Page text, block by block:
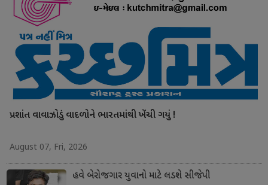
પ્રશાંત વાવાઝોડું વાદળોને ભારતમાંથી ખેંચી ગયું !
August 07, Fri, 2026
હવે બેરોજગાર યુવાનો માટે લડશે સીજેપી